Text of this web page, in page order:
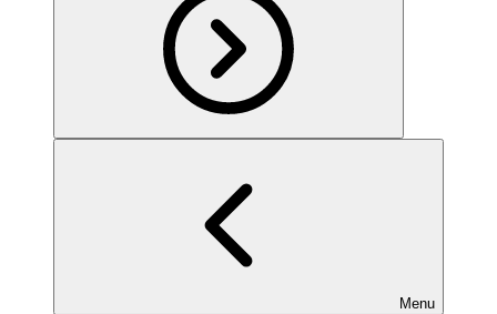
Menu